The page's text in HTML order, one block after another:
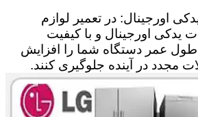
اورجینال: در تعمیر لوازم
یدکی اورجینال و با کیفیت
طول عمر دستگاه شما را افزایش
مجدد در آینده جلوگیری کنند.